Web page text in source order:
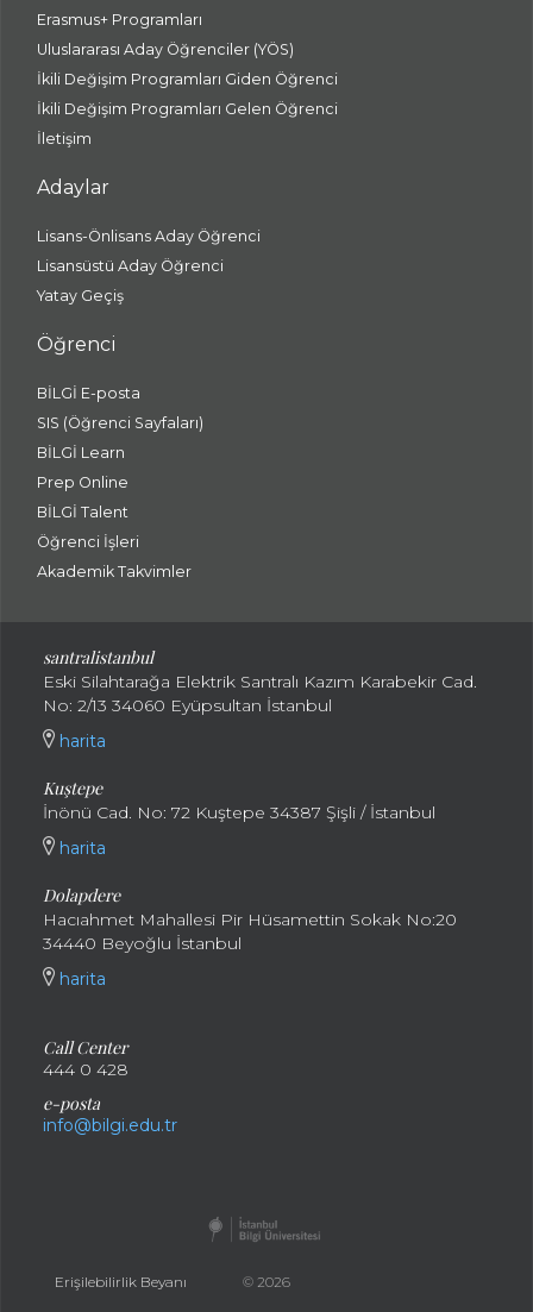
Erasmus+ Programları
Uluslararası Aday Öğrenciler (YÖS)
İkili Değişim Programları Giden Öğrenci
İkili Değişim Programları Gelen Öğrenci
İletişim
Adaylar
Lisans-Önlisans Aday Öğrenci
Lisansüstü Aday Öğrenci
Yatay Geçiş
Öğrenci
BİLGİ E-posta
SIS (Öğrenci Sayfaları)
BİLGİ Learn
Prep Online
BİLGİ Talent
Öğrenci İşleri
Akademik Takvimler
santralistanbul
Eski Silahtarağa Elektrik Santralı Kazım Karabekir Cad.
No: 2/13 34060 Eyüpsultan İstanbul
harita
Kuştepe
İnönü Cad. No: 72 Kuştepe 34387 Şişli / İstanbul
harita
Dolapdere
Hacıahmet Mahallesi Pir Hüsamettin Sokak No:20
34440 Beyoğlu İstanbul
harita
Call Center
444 0 428
e-posta
info@bilgi.edu.tr
Erişilebilirlik Beyanı © 2026